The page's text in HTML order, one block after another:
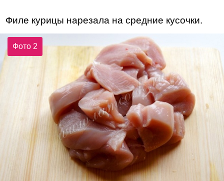
Филе курицы нарезала на средние кусочки.
Фото 2